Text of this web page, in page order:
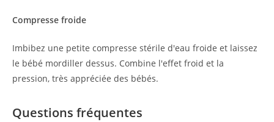
Compresse froide
Imbibez une petite compresse stérile d'eau froide et laissez
le bébé mordiller dessus. Combine l'effet froid et la
pression, très appréciée des bébés.
Questions fréquentes